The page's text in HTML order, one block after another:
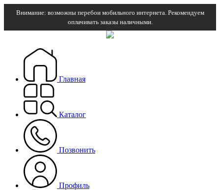
Внимание: возможны перебои мобильного интернета. Рекомендуем
оплачивать заказы наличными.
Главная
Каталог
Позвонить
Профиль